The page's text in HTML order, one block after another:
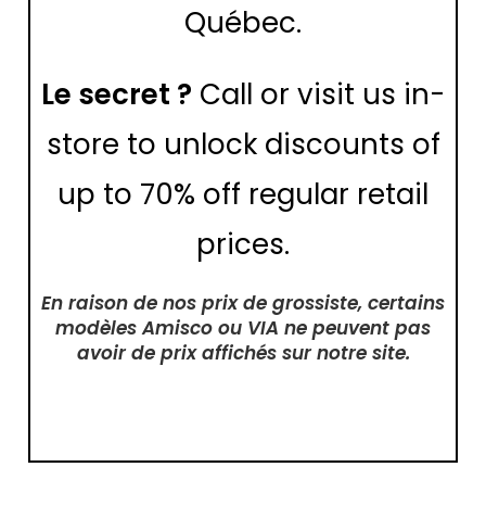
Québec.
Le secret ? Call or visit us in-
store to unlock discounts of
up to 70% off regular retail
prices.
En raison de nos prix de grossiste, certains
modèles Amisco ou VIA ne peuvent pas
avoir de prix affichés sur notre site.